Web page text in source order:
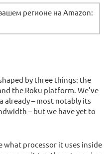
регионе на Amazon:
by three things: the
the Roku platform. We’ve
already – most notably its
– but we have yet to
what processor it uses inside